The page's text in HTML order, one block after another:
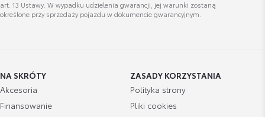
Gumowa wykładzina bagażnika (wysoka
art. 13 Ustawy. W wypadku udzielenia gwarancji, jej warunki zostaną
określone przy sprzedaży pojazdu w dokumencie gwarancyjnym.
NA SKRÓTY
Akcesoria
Finansowanie
ZASADY KORZYSTANIA
Polityka strony
Pliki cookies